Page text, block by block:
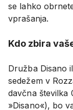
se lahko
vprašanja.
Kdo zbira
Družba Disano
sedežem v
davčna številka
»Disano«), bo